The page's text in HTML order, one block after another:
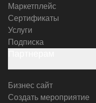
Маркетплейс
Сертификаты
Услуги
Подписка
Бизнес сайт
Создать мероприятие